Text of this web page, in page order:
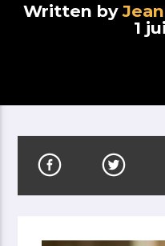
Written by
1